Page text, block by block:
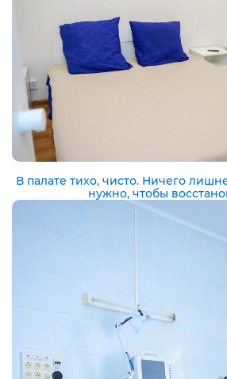
В палате тихо, чисто. Ничего
нужно, чтобы